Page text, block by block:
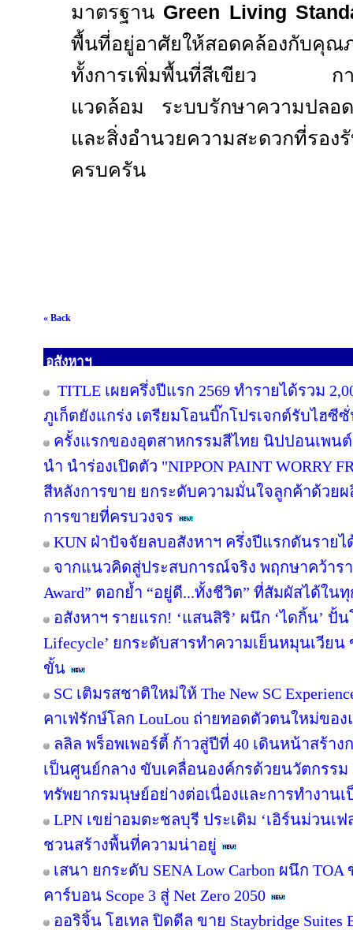
มาตรฐาน Green Living
พื้นที่อยู่อาศัยให้สอดคล้องกับคุณ
ทั้งการเพิ่มพื้นที่สีเขียว การเ
แวดล้อม ระบบรักษาความปล
และสิ่งอำนวยความสะดวกที่รอง
ครบครัน
« Back
อสังหาฯ
TITLE เผยครึ่งปีแรก 2569 ทำรายได้รวม
ภูเก็ตยังแกร่ง เตรียมโอนบิ๊กโปรเจกต์รับไฮซี
ครั้งแรกของอุตสาหกรรมสีไทย นิปปอนเพน
นำ นำร่องเปิดตัว "NIPPON PAINT
สีหลังการขาย ยกระดับความมั่นใจลูกค้าด้ว
การขายที่ครบวงจร
KUN ฝ่าปัจจัยลบอสังหาฯ ครึ่งปีแรกดันรายไ
จากแนวคิดสู่ประสบการณ์จริง พฤกษาคว้ารา
Award” ตอกย้ำ “อยู่ดี...ทั้งชีวิต” ที่สัมผัสได้ใน
อสังหาฯ รายแรก! ‘แสนสิริ’ ผนึก ‘ไดกิ้น’ ปั้น
Lifecycle’ ยกระดับสารทำความเย็นหมุนเวียน
ขั้น
SC เติมรสชาติใหม่ให้ The New SC
คาเฟ่รักษ์โลก LouLou ถ่ายทอดตัวตนใหม่ขอ
ลลิล พร็อพเพอร์ตี้ ก้าวสู่ปีที่ 40 เดินหน้าสร้า
เป็นศูนย์กลาง ขับเคลื่อนองค์กรด้วยนวัตกรร
ทรัพยากรมนุษย์อย่างต่อเนื่องและการทำงาน
LPN เขย่าอมตะชลบุรี ประเดิม ‘เอิร์นม่วนเฟ
ชวนสร้างพื้นที่ความน่าอยู่
เสนา ยกระดับ SENA Low Carbon ผนึก TOA
คาร์บอน Scope 3 สู่ Net Zero 2050
ออริจิ้น โฮเทล ปิดดีล ขาย Staybridge Suites